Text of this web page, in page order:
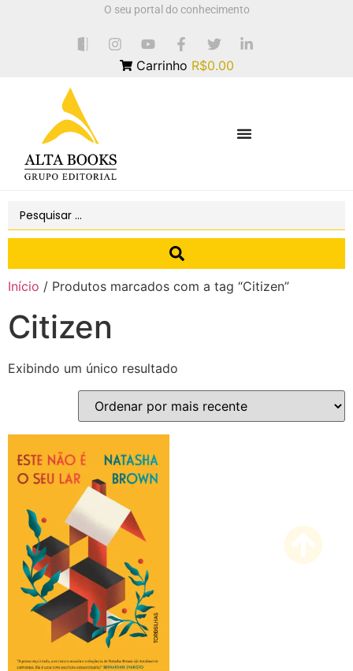
O seu portal do conhecimento
Carrinho R$0.00
Início / Produtos marcados com a tag “Citizen”
Citizen
Exibindo um único resultado